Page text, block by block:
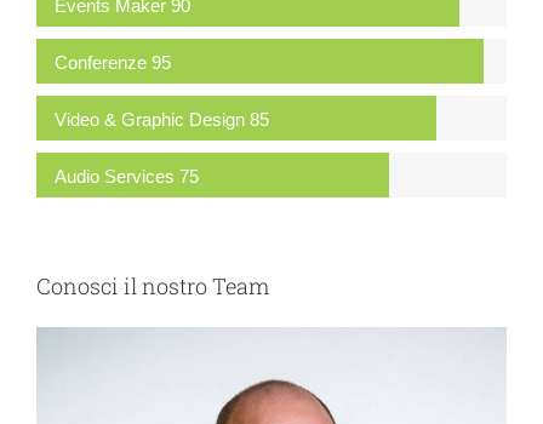
Events Maker 90
Conferenze 95
Video & Graphic Design 85
Audio Services 75
Conosci il nostro Team